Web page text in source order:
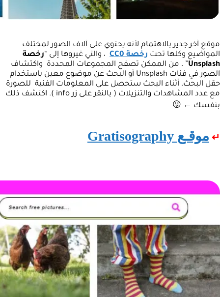
موقع آخر جدير بالاهتمام لأنه يحتوي على آلاف الصور لمختلف
المواضيع وكلها تحت رخصة CC0 ، والتي غيروها إلى “رخصة
Unsplash” . من الممكن تصفح المجموعات المحددة واكتشاف
الصور في فئات Unsplash أو البحث عن موضوع معين باستخدام
حقل البحث. أثناء البحث ستحصل على المعلومات الفنية للصورة
مع عدد المشاهدات والتنزيلات ( بالنقر على زر info ). اكتشف ذلك
بنفسك ← 😛
↵ موقـع Gratisography